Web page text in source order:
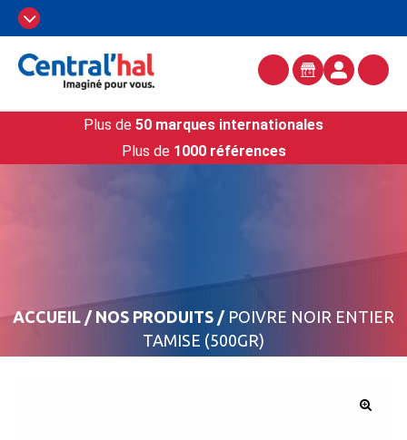
Plus de 50 marques internationales
Plus de 1000 références
ACCUEIL / NOS PRODUITS / POIVRE NOIR ENTIER
TAMISE (500GR)